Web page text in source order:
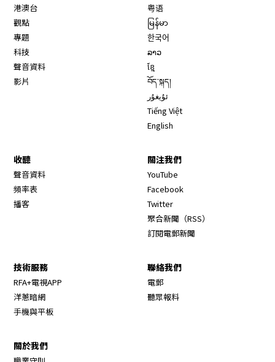
港澳台
觀點
專題
科技
聲音資料
影片
粤语
မြန်မာ
한국어
ລາວ
ខ្មែ
བོད་སྐད།
ئۇيغۇر
Tiếng Việt
English
收聽
聲音資料
頻率表
播客
關注我們
YouTube
Facebook
Twitter
聚合新聞（RSS）
訂閱電郵新聞
技術服務
RFA+電視APP
洋蔥暗網
手機與平板
聯絡我們
電郵
聽眾報料
關於我們